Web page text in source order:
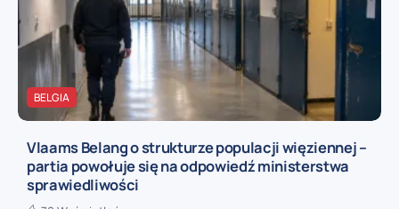
BELGIA
Vlaams Belang o strukturze populacji więziennej –
partia powołuje się na odpowiedź ministerstwa
sprawiedliwości